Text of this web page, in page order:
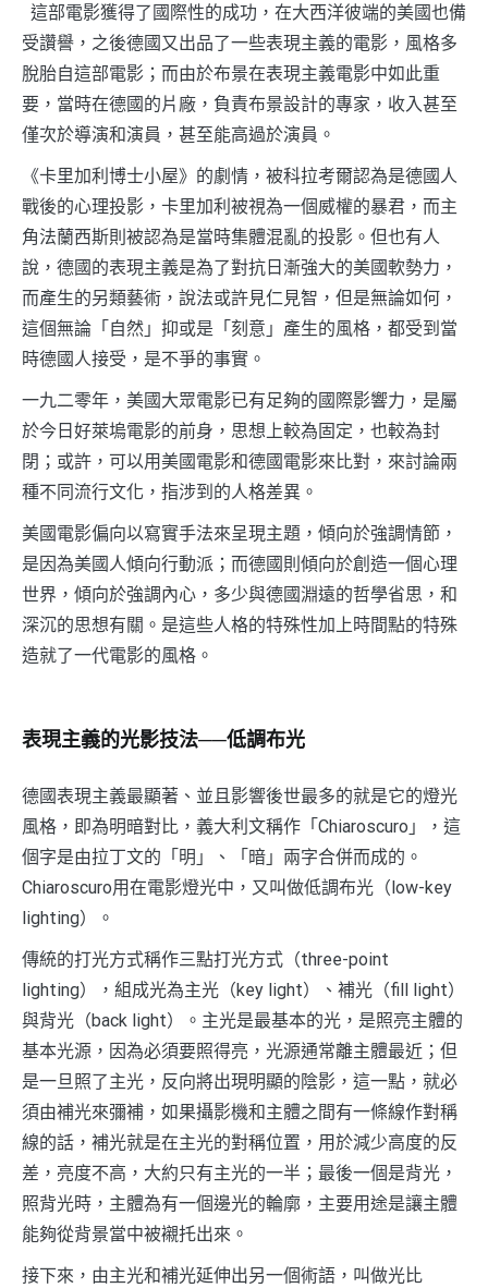
這部電影獲得了國際性的成功，在大西洋彼端的美國也備
受讚譽，之後德國又出品了一些表現主義的電影，風格多
脫胎自這部電影；而由於布景在表現主義電影中如此重
要，當時在德國的片廠，負責布景設計的專家，收入甚至
僅次於導演和演員，甚至能高過於演員。
《卡里加利博士小屋》的劇情，被科拉考爾認為是德國人
戰後的心理投影，卡里加利被視為一個威權的暴君，而主
角法蘭西斯則被認為是當時集體混亂的投影。但也有人
說，德國的表現主義是為了對抗日漸強大的美國軟勢力，
而產生的另類藝術，說法或許見仁見智，但是無論如何，
這個無論「自然」抑或是「刻意」產生的風格，都受到當
時德國人接受，是不爭的事實。
一九二零年，美國大眾電影已有足夠的國際影響力，是屬
於今日好萊塢電影的前身，思想上較為固定，也較為封
閉；或許，可以用美國電影和德國電影來比對，來討論兩
種不同流行文化，指涉到的人格差異。
美國電影偏向以寫實手法來呈現主題，傾向於強調情節，
是因為美國人傾向行動派；而德國則傾向於創造一個心理
世界，傾向於強調內心，多少與德國淵遠的哲學省思，和
深沉的思想有關。是這些人格的特殊性加上時間點的特殊
造就了一代電影的風格。
表現主義的光影技法──低調布光
德國表現主義最顯著、並且影響後世最多的就是它的燈光
風格，即為明暗對比，義大利文稱作「Chiaroscuro」，這
個字是由拉丁文的「明」、「暗」兩字合併而成的。
Chiaroscuro用在電影燈光中，又叫做低調布光（low-key
lighting）。
傳統的打光方式稱作三點打光方式（three-point
lighting），組成光為主光（key light）、補光（fill light）
與背光（back light）。主光是最基本的光，是照亮主體的
基本光源，因為必須要照得亮，光源通常離主體最近；但
是一旦照了主光，反向將出現明顯的陰影，這一點，就必
須由補光來彌補，如果攝影機和主體之間有一條線作對稱
線的話，補光就是在主光的對稱位置，用於減少高度的反
差，亮度不高，大約只有主光的一半；最後一個是背光，
照背光時，主體為有一個邊光的輪廓，主要用途是讓主體
能夠從背景當中被襯托出來。
接下來，由主光和補光延伸出另一個術語，叫做光比